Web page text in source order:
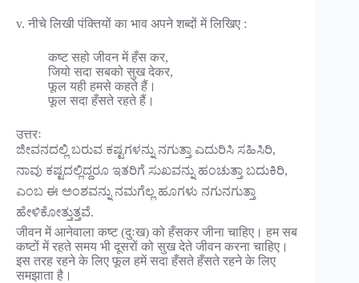
v. नीचे लिखी पंक्तियों का भाव अपने शब्दों में लिखिए :
कष्ट सहो जीवन में हँस कर,
जियो सदा सबको सुख देकर,
फूल यही हमसे कहते हैं।
फूल सदा हँसते रहते हैं।
उत्तरः
ಜೀವನದಲ್ಲಿ ಬರುವ ಕಷ್ಟಗಳನ್ನು ನಗುತ್ತಾ ಎದುರಿಸಿ ಸಹಿಸಿರಿ,
ನಾವು ಕಷ್ಟದಲ್ಲಿದ್ದರೂ ಇತರಿಗೆ ಸುಖವನ್ನು ಹಂಚುತ್ತಾ ಬದುಕಿರಿ,
ಎಂಬ ಈ ಅಂಶವನ್ನು ನಮಗೆಲ್ಲ ಹೂಗಳು ನಗುನಗುತ್ತಾ
ಹೇಳಿಕೋತ್ತುತ್ತವೆ.
जीवन में आनेवाला कष्ट (दुःख) को हँसकर जीना चाहिए। हम सब
कष्टों में रहते समय भी दूसरों को सुख देते जीवन करना चाहिए।
इस तरह रहने के लिए फूल हमें सदा हँसते हँसते रहने के लिए
समझाता है।